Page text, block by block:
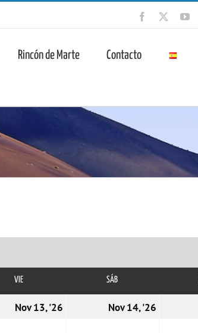
Facebook
Rincón de Marte Contacto
VIEVIERNES SÁBSÁBADO
2026
Nov 13, '26 13/11/2026Nov 14, '26 14/11/